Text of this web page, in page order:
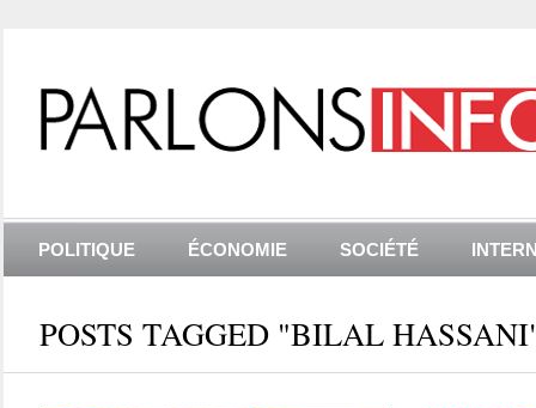
POLITIQUE ÉCONOMIE SOCIÉTÉ
POSTS TAGGED "BILAL